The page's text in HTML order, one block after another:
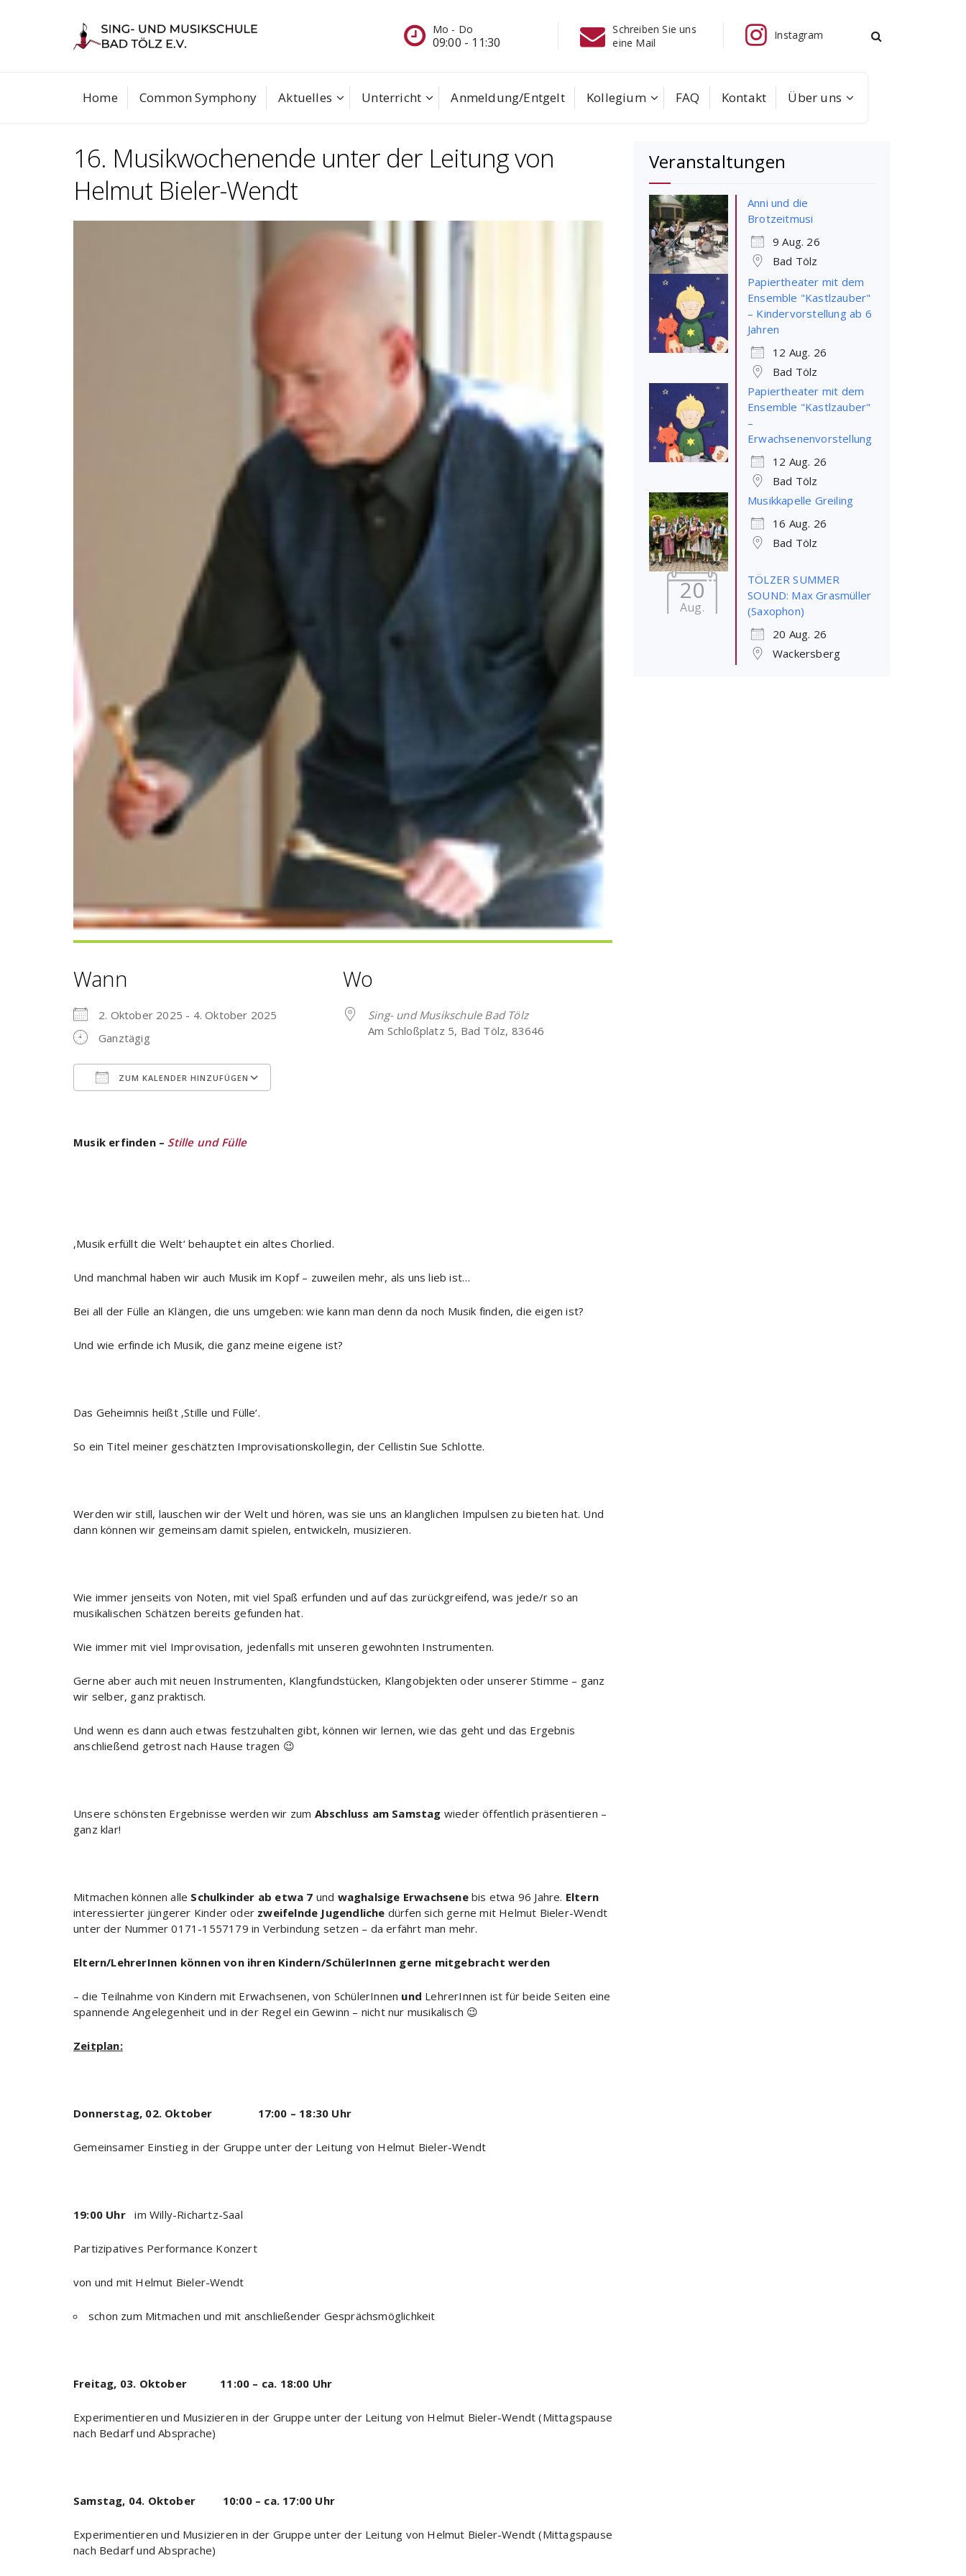
Instagram Telefon Mo - Do
09:00 - 11:30
Schreiben Sie uns
eine Mail
Instagram
Home Common Symphony Aktuelles Unterricht Anmeldung/Entgelt Kollegium FAQ Kontakt Über uns
16. Musikwochenende unter der Leitung von
Helmut Bieler-Wendt
Wann
2. Oktober 2025 - 4. Oktober 2025
Ganztägig
ZUM KALENDER HINZUFÜGEN
Wo
Sing- und Musikschule Bad Tölz
Am Schloßplatz 5, Bad Tölz, 83646
Musik erfinden – Stille und Fülle
‚Musik erfüllt die Welt‘ behauptet ein altes Chorlied.
Und manchmal haben wir auch Musik im Kopf – zuweilen mehr, als uns lieb ist…
Bei all der Fülle an Klängen, die uns umgeben: wie kann man denn da noch Musik finden, die eigen ist?
Und wie erfinde ich Musik, die ganz meine eigene ist?
Das Geheimnis heißt ‚Stille und Fülle‘.
So ein Titel meiner geschätzten Improvisationskollegin, der Cellistin Sue Schlotte.
Werden wir still, lauschen wir der Welt und hören, was sie uns an klanglichen Impulsen zu bieten hat. Und
dann können wir gemeinsam damit spielen, entwickeln, musizieren.
Wie immer jenseits von Noten, mit viel Spaß erfunden und auf das zurückgreifend, was jede/r so an
musikalischen Schätzen bereits gefunden hat.
Wie immer mit viel Improvisation, jedenfalls mit unseren gewohnten Instrumenten.
Gerne aber auch mit neuen Instrumenten, Klangfundstücken, Klangobjekten oder unserer Stimme – ganz
wir selber, ganz praktisch.
Und wenn es dann auch etwas festzuhalten gibt, können wir lernen, wie das geht und das Ergebnis
anschließend getrost nach Hause tragen 😉
Unsere schönsten Ergebnisse werden wir zum Abschluss am Samstag wieder öffentlich präsentieren –
ganz klar!
Mitmachen können alle Schulkinder ab etwa 7 und waghalsige Erwachsenebis etwa 96 Jahre. Eltern
interessierter jüngerer Kinder oder zweifelnde Jugendliche dürfen sich gerne mit Helmut Bieler-Wendt
unter der Nummer 0171-1557179 in Verbindung setzen – da erfährt man mehr.
Eltern/LehrerInnen können von ihren Kindern/SchülerInnen gerne mitgebracht werden
– die Teilnahme von Kindern mit Erwachsenen, von SchülerInnen und LehrerInnen ist für beide Seiten eine
spannende Angelegenheit und in der Regel ein Gewinn – nicht nur musikalisch 😉
Zeitplan:
Donnerstag, 02. Oktober 17:00 – 18:30 Uhr
Gemeinsamer Einstieg in der Gruppe unter der Leitung von Helmut Bieler-Wendt
19:00 Uhrim Willy-Richartz-Saal
Partizipatives Performance Konzert
von und mit Helmut Bieler-Wendt
schon zum Mitmachen und mit anschließender Gesprächsmöglichkeit
Freitag, 03. Oktober 11:00 – ca. 18:00 Uhr
Experimentieren und Musizieren in der Gruppe unter der Leitung von Helmut Bieler-Wendt (Mittagspause
nach Bedarf und Absprache)
Samstag, 04. Oktober 10:00 – ca. 17:00 Uhr
Experimentieren und Musizieren in der Gruppe unter der Leitung von Helmut Bieler-Wendt (Mittagspause
nach Bedarf und Absprache)
Veranstaltungen
Anni und die
Brotzeitmusi
9 Aug. 26
Bad Tölz
Papiertheater mit dem
Ensemble "Kastlzauber"
– Kindervorstellung ab 6
Jahren
12 Aug. 26
Bad Tölz
Papiertheater mit dem
Ensemble "Kastlzauber"
–
Erwachsenenvorstellung
12 Aug. 26
Bad Tölz
Musikkapelle Greiling
16 Aug. 26
Bad Tölz
20
Aug.
TÖLZER SUMMER
SOUND: Max Grasmüller
(Saxophon)
20 Aug. 26
Wackersberg